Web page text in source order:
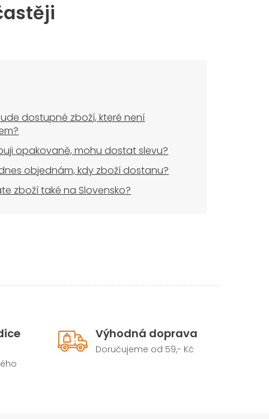
dostupné zboží, které není
opakovaně, mohu dostat slevu?
objednám, kdy zboží dostanu?
zboží také na Slovensko?
Výhodná doprava
Doručujeme od 59,- Kč